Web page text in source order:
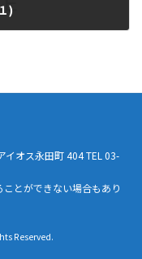
)
イオス永田町 404 TEL 03-
ことができない場合もあり
Reserved.